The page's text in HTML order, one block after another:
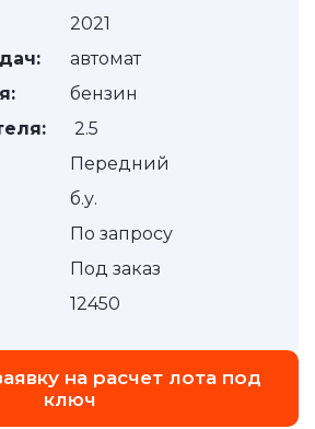
2021
автомат
бензин
2.5
Передний
б.у.
По запросу
Под заказ
12450
на расчет лота под
ключ